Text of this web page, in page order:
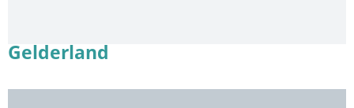
Gelderland